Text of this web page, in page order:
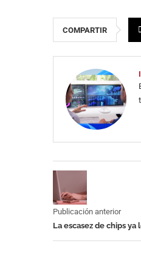
COMPARTIR
Publicación anterior
La escasez de chips